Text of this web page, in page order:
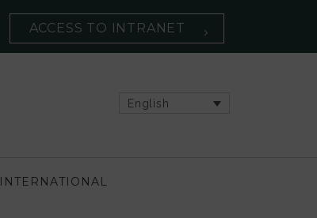
ACCESS TO INTRANET
English
INTERNATIONAL